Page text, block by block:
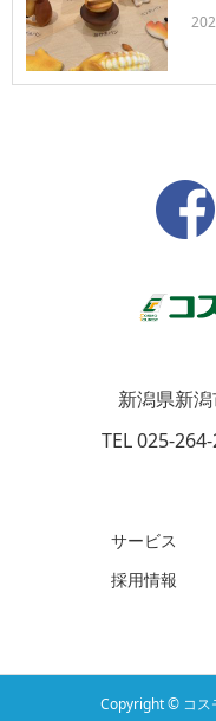
新潟県新
TEL 025-
サービス
採用情報
Copyright © コス